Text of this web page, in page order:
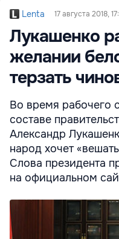
Lenta 17 августа 2018,
Лукашенко
желании
терзать
Во время рабочего
составе
Александр
народ хочет
Слова президента
на официальном